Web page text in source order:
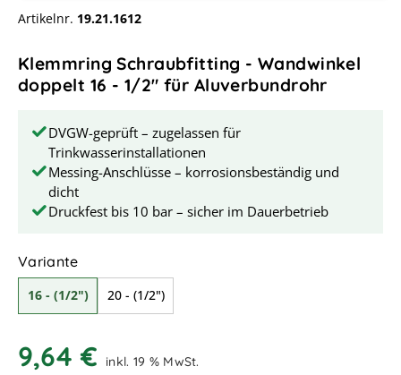
Artikelnr. 19.21.1612
Klemmring Schraubfitting - Wandwinkel
doppelt 16 - 1/2" für Aluverbundrohr
DVGW-geprüft – zugelassen für
Trinkwasserinstallationen
Messing-Anschlüsse – korrosionsbeständig und
dicht
Druckfest bis 10 bar – sicher im Dauerbetrieb
Varianteauswählen
16 - (1/2") 20 - (1/2")
9,64 €
inkl. 19 % MwSt.